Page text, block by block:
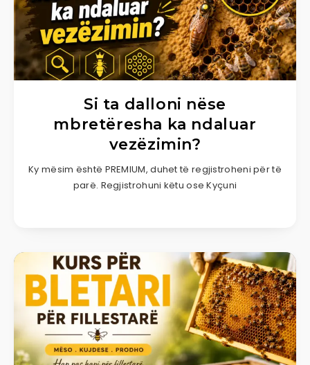
Si ta dalloni nëse
mbretëresha ka ndaluar
vezëzimin?
Ky mësim është PREMIUM, duhet të regjistroheni për të
parë. Regjistrohuni këtu ose Kyçuni